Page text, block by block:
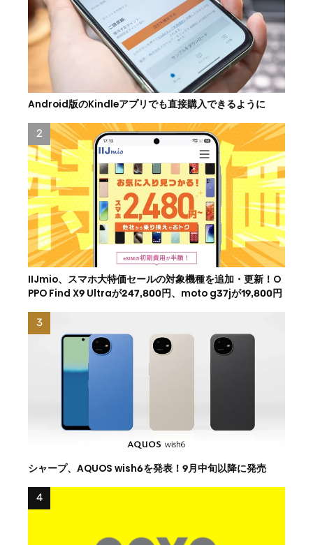
Android版のKindleアプリでも直接購入できるように
IIJmio、スマホ大特価セールの対象機種を追加・更新！O
PPO Find X9 Ultraが247,800円、moto g37jが19,800円
シャープ、AQUOS wish6を発表！9月中旬以降に発売